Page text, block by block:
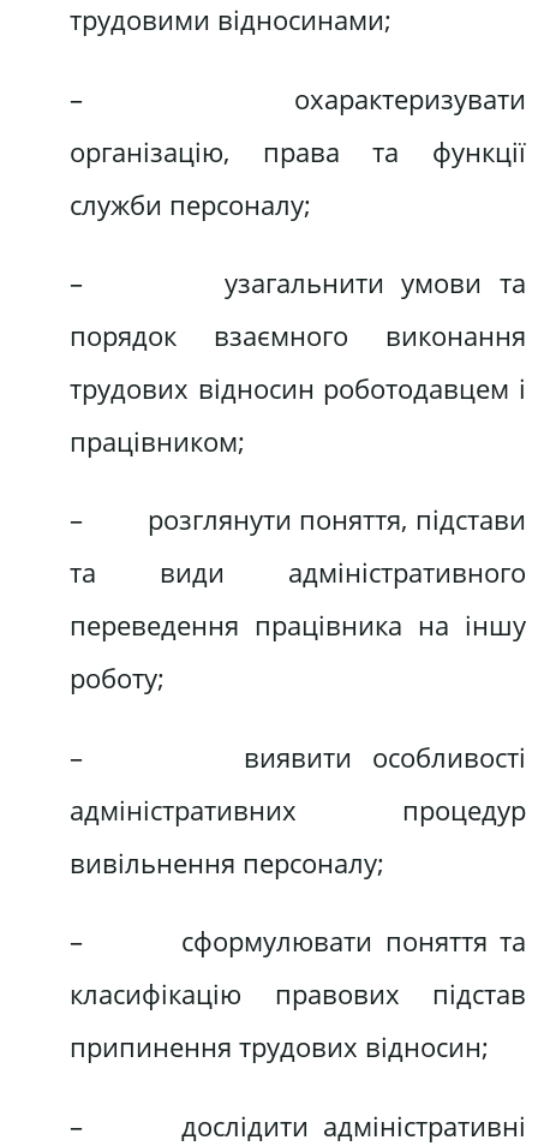
трудовими відносинами;
– охарактеризувати
організацію, права та функції
служби персоналу;
– узагальнити умови та
порядок взаємного виконання
трудових відносин роботодавцем і
працівником;
– розглянути поняття, підстави
та види адміністративного
переведення працівника на іншу
роботу;
– виявити особливості
адміністративних процедур
вивільнення персоналу;
– сформулювати поняття та
класифікацію правових підстав
припинення трудових відносин;
– дослідити адміністративні